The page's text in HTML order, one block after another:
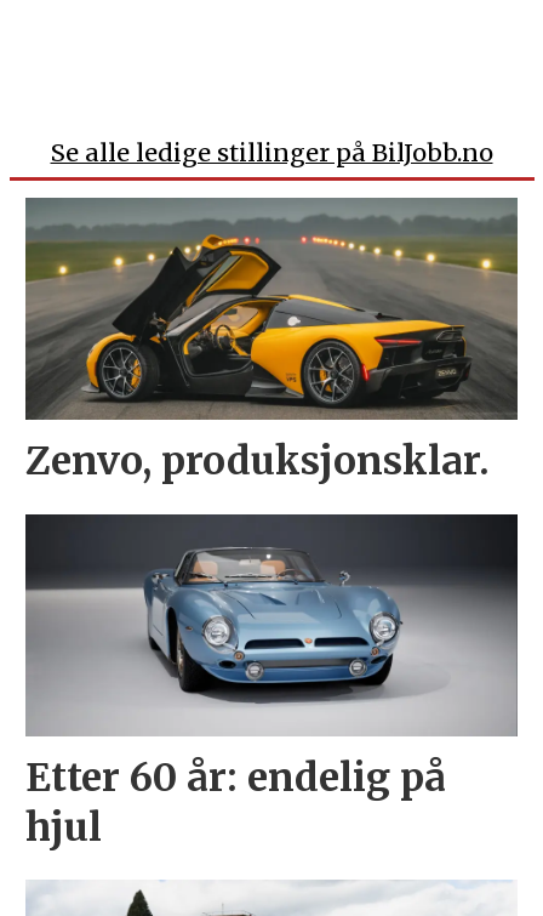
Se alle ledige stillinger på BilJobb.no
Zenvo, produksjonsklar.
Etter 60 år: endelig på
hjul